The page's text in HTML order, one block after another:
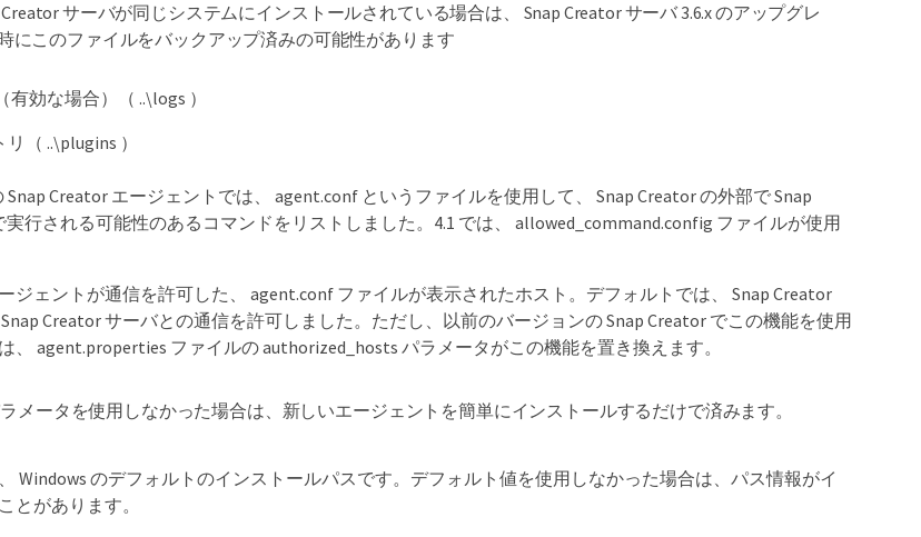
Creator サーバが同じシステムにインストールされている場合は、 Snap Creator サーバ 3.6.x のアップグレ
にこのファイルをバックアップ済みの可能性があります
効な場合）（ ..\logs ）
（ ..\plugins ）
Snap Creator エージェントでは、 agent.conf というファイルを使用して、 Snap Creator の外部で Snap
行される可能性のあるコマンドをリストしました。4.1 では、 allowed_command.config ファイルが使用
ジェントが通信を許可した、 agent.conf ファイルが表示されたホスト。デフォルトでは、 Snap Creator
Creator サーバとの通信を許可しました。ただし、以前のバージョンの Snap Creator でこの機能を使用
、 agent.properties ファイルの authorized_hosts パラメータがこの機能を置き換えます。
メータを使用しなかった場合は、新しいエージェントを簡単にインストールするだけで済みます。
Windows のデフォルトのインストールパスです。デフォルト値を使用しなかった場合は、パス情報がイ
とがあります。